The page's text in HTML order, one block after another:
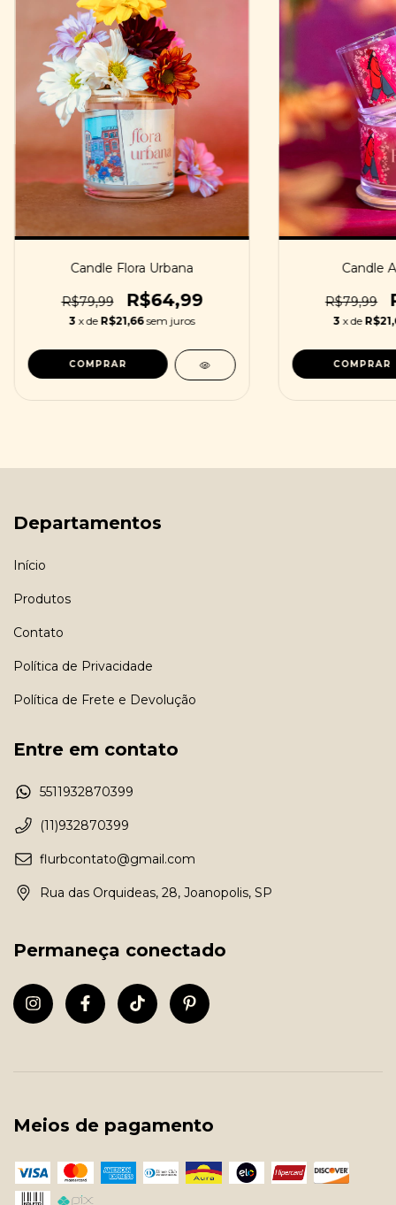
Candle Flora Urbana
R$79,99 R$64,99
3 x de R$21,66 sem juros
Candle
R$79,99
3 x de
Departamentos
Início
Produtos
Contato
Política de Privacidade
Política de Frete e Devolução
Entre em contato
5511932870399
(11)932870399
flurbcontato@gmail.com
Rua das Orquideas, 28, Joanopolis, SP
Permaneça conectado
Meios de pagamento